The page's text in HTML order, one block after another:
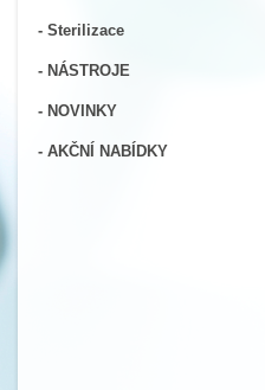
- Sterilizace
- NÁSTROJE
- NOVINKY
- AKČNÍ NABÍDKY